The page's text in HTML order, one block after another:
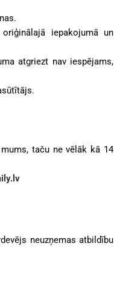
iepakojumā un
atgriezt nav iespējams,
taču ne vēlāk kā 14
neuzņemas atbildību